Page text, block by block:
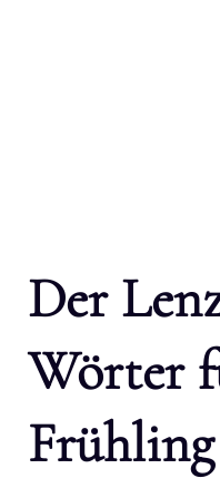
Der
Wörter
Frühling